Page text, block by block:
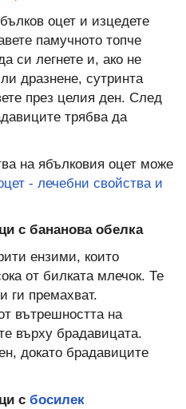
оцет и изцедете
памучното топче
си легнете и, ако не
дразнене, сутринта
през целия ден. След
трябва да
на ябълковия оцет може
- лечебни свойства и
с бананова обелка
ензими, които
от билката млечок. Те
ги премахват.
вътрешността на
върху брадавицата.
докато брадавиците
с босилек